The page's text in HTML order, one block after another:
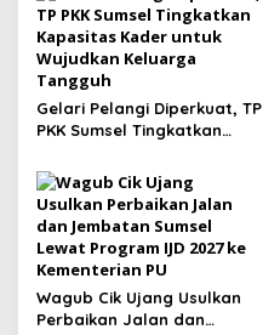
Gelari Pelangi Diperkuat, TP
PKK Sumsel Tingkatkan
Wujudkan Keluarga
Tangguh
Wagub Cik Ujang Usulkan
Perbaikan Jalan dan